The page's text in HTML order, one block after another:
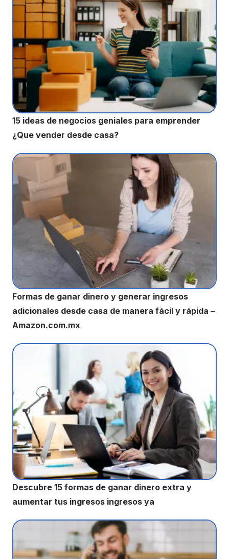
15 ideas de negocios geniales para emprender
¿Que vender desde casa?
Formas de ganar dinero y generar ingresos
adicionales desde casa de manera fácil y rápida –
Amazon.com.mx
Descubre 15 formas de ganar dinero extra y
aumentar tus ingresos ingresos ya